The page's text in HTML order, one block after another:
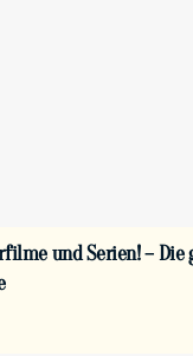
und Serien! – Die